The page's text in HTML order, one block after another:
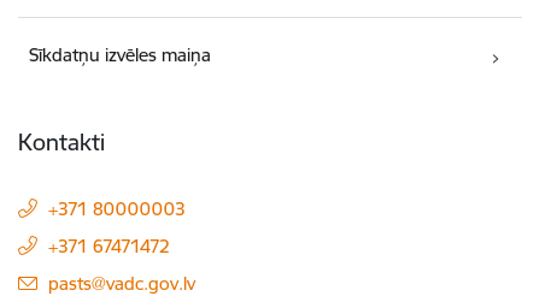
Sīkdatņu izvēles maiņa
Kontakti
+371 80000003
+371 67471472
E-pasts:
pasts@vadc.gov.lv